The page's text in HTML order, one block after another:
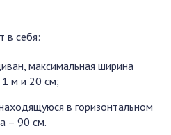
в себя:
максимальная ширина
1 м и 20 см;
в горизонтальном
– 90 см.